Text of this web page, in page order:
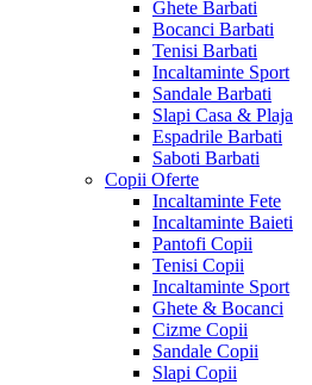
Ghete Barbati
Bocanci Barbati
Tenisi Barbati
Incaltaminte Sport
Sandale Barbati
Slapi Casa & Plaja
Espadrile Barbati
Saboti Barbati
Copii Oferte
Incaltaminte Fete
Incaltaminte Baieti
Pantofi Copii
Tenisi Copii
Incaltaminte Sport
Ghete & Bocanci
Cizme Copii
Sandale Copii
Slapi Copii